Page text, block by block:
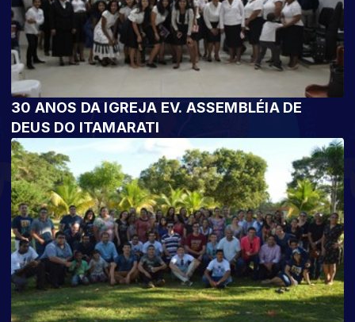
30 ANOS DA IGREJA EV. ASSEMBLÉIA DE
DEUS DO ITAMARATI